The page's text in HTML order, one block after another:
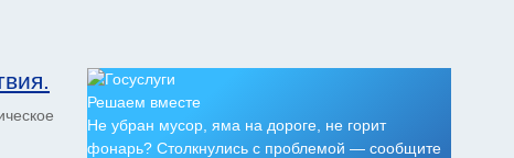
Решаем вместе
Не убран мусор, яма на дороге, не горит
фонарь? Столкнулись с проблемой — сообщите